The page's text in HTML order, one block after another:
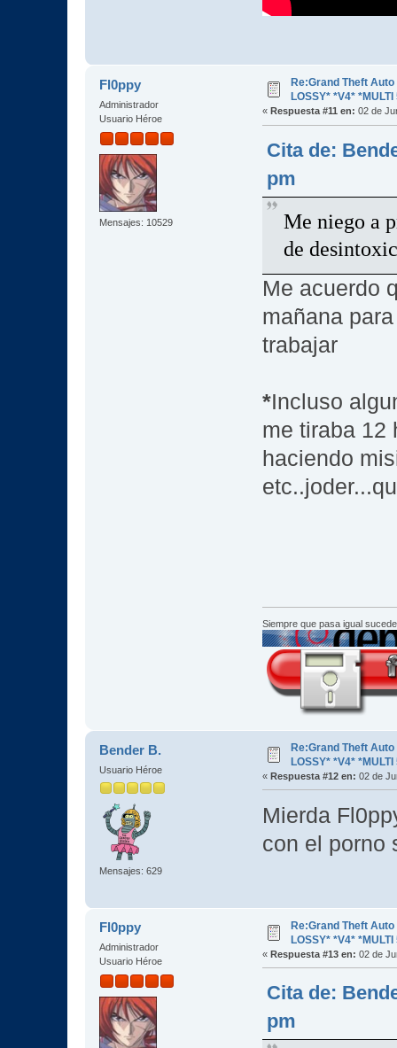
Fl0ppy
Administrador
Usuario Héroe
Mensajes: 10529
Re:Grand Theft
LOSSY* *V4*
« Respuesta #11 en: 02 de
Cita de:
pm
Me niego a
de
Me acuerdo
mañana
trabajar
*Incluso
me tiraba 12
haciendo
Siempre que pasa igual
Bender B.
Usuario Héroe
Mensajes: 629
Re:Grand Theft
LOSSY* *V4*
« Respuesta #12 en: 02 de
Mierda
con el porno
Fl0ppy
Administrador
Usuario Héroe
Re:Grand Theft
LOSSY* *V4*
« Respuesta #13 en: 02 de
Cita de:
pm